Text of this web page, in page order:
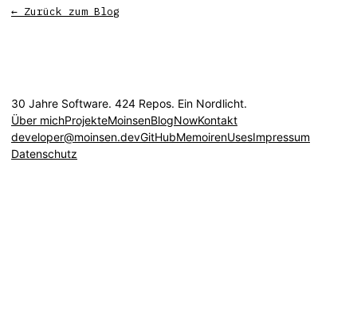
← Zurück zum Blog
30 Jahre Software. 424 Repos. Ein Nordlicht.
Über michProjekteMoinsenBlogNowKontakt
developer@moinsen.devGitHubMemoirenUsesImpressum
Datenschutz